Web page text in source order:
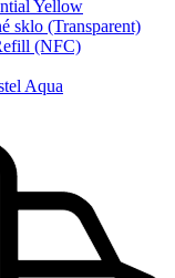
Yellow
sklo (Transparent)
(NFC)
Aqua